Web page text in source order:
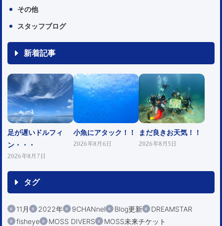
その他
スタッフブログ
新着記事
足が遅いドルフィ
ン・・・
2026年8月7日
小魚にアタック！！
2026年8月6日
まだ良きお天気！！
2026年8月5日
タグ
11月 2022年 9CHANnel Blog更新
DREAMSTAR
fisheye
MOSS DIVERS
MOSS未来チケット